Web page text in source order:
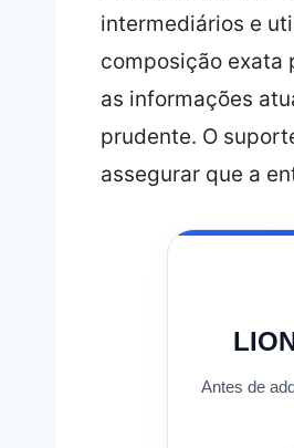
intermediários e
composição exata
as informações
prudente. O
assegurar que a
Antes de